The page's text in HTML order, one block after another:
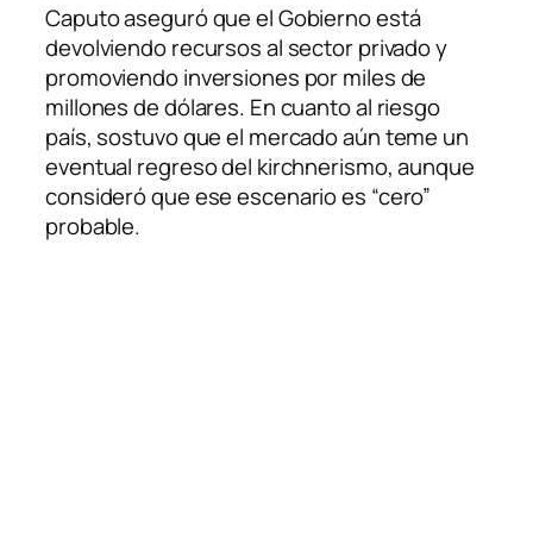
Caputo aseguró que el Gobierno está
devolviendo recursos al sector privado y
promoviendo inversiones por miles de
millones de dólares. En cuanto al riesgo
país, sostuvo que el mercado aún teme un
eventual regreso del kirchnerismo, aunque
consideró que ese escenario es “cero”
probable.